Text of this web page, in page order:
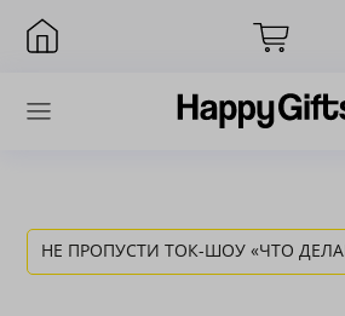
НЕ ПРОПУСТИ ТОК-ШОУ «ЧТО
Вход